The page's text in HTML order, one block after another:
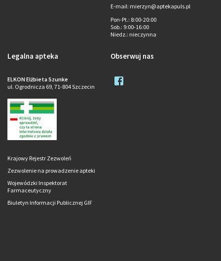
E-mail: mierzyn@aptekapuls.pl
Pon-Pt.: 8:00-20:00
Sob.: 9:00-16:00
Niedz.: nieczynna
Legalna apteka
ELKON Elżbieta Szunke
ul. Ogrodnicza 69, 71-804 Szczecin
Krajowy Rejestr Zezwoleń
Zezwolenie na prowadzenie apteki
Wojewódzki Inspektorat
Farmaceutyczny
Biuletyn Informacji Publicznej GIF
Obserwuj nas